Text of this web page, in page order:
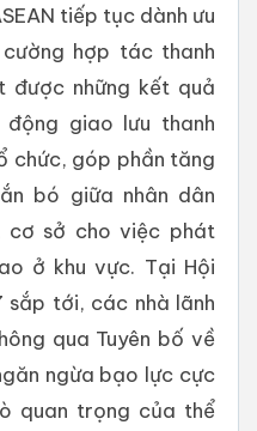
tiếp tục dành ưu
hợp tác thanh
những kết quả
giao lưu thanh
chức, góp phần tăng
bó giữa nhân dân
cơ sở cho việc phát
ở khu vực. Tại Hội
sắp tới, các nhà lãnh
qua Tuyên bố về
ngừa bạo lực cực
quan trọng của thể